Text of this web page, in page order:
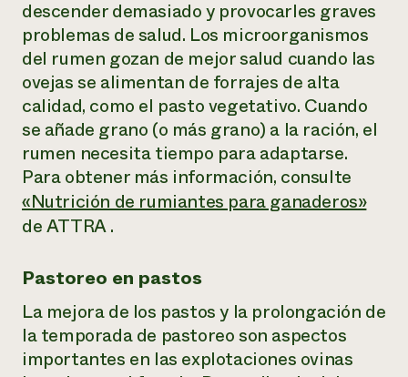
descender demasiado y provocarles graves
problemas de salud. Los microorganismos
del rumen gozan de mejor salud cuando las
ovejas se alimentan de forrajes de alta
calidad, como el pasto vegetativo. Cuando
se añade grano (o más grano) a la ración, el
rumen necesita tiempo para adaptarse.
Para obtener más información, consulte
«Nutrición de rumiantes para ganaderos»
de ATTRA.
Pastoreo en pastos
La mejora de los pastos y la prolongación de
la temporada de pastoreo son aspectos
importantes en las explotaciones ovinas